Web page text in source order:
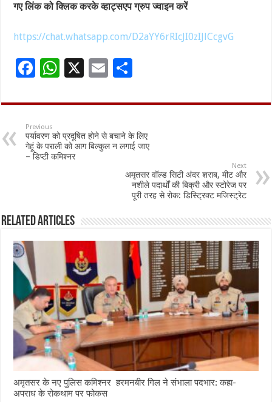
गए लिंक को क्लिक करके व्हाट्सएप ग्रुप ज्वाइन करें
https://chat.whatsapp.com/D2aYY6rRIcJI0zIJlCcgvG
F
e
b
o
o
W
at
sA
p
p
X
E
ai ar
e
Previous
पर्यावरण को प्रदूषित होने से बचाने के लिए
गेहूं के पराली को आग बिल्कुल न लगाई जाए
– डिप्टी कमिश्नर
Next
अमृतसर वॉल्ड सिटी अंदर शराब, मीट और
नशीले पदार्थों की बिक्री और स्टोरेज पर
पूरी तरह से रोक: डिस्ट्रिक्ट मजिस्ट्रेट
Related Articles
अमृतसर के नए पुलिस कमिश्नर हरमनबीर गिल ने संभाला पदभार: कहा-
अपराध के रोकथाम पर फोकस